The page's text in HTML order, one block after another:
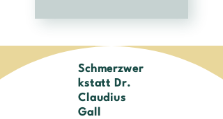
Schmerzwer
kstatt Dr.
Claudius
Gall